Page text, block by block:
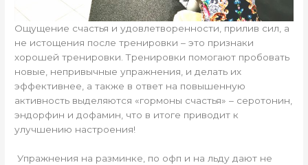
Ощущение счастья и удовлетворенности, прилив сил, а
не истощения после тренировки – это признаки
хорошей тренировки. Тренировки помогают пробовать
новые, непривычные упражнения, и делать их
эффективнее, а также в ответ на повышенную
активность выделяются «гормоны счастья» – серотонин,
эндорфин и дофамин, что в итоге приводит к
улучшению настроения!
Упражнения на разминке, по офп и на льду дают не